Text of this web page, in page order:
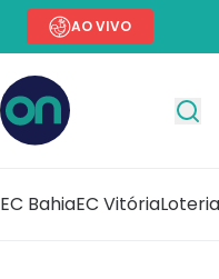
AO VIVO
EC BahiaEC Vitória